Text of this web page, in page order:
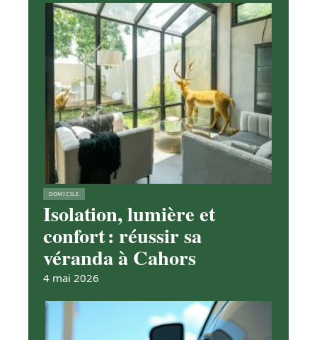
DOMICILE
Isolation, lumière et
confort : réussir sa
véranda à Cahors
4 mai 2026